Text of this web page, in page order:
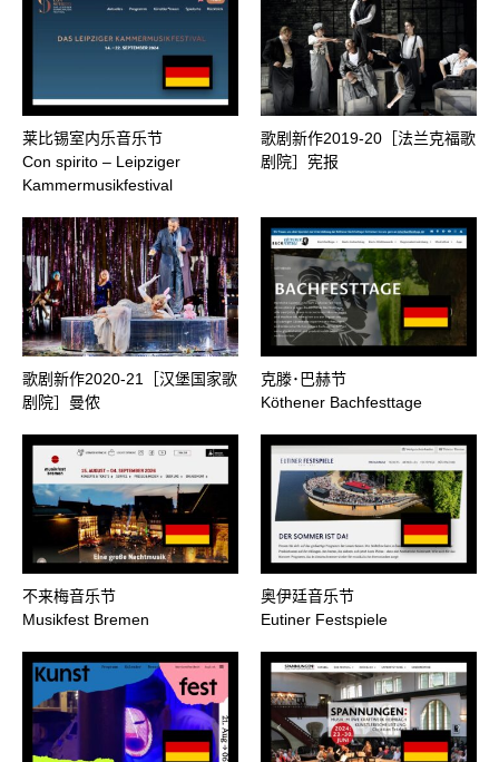
莱比锡室内乐音乐节
Con spirito – Leipziger
Kammermusikfestival
歌剧新作2019-20［法兰克福歌
剧院］宪报
歌剧新作2020-21［汉堡国家歌
剧院］曼侬
克滕･巴赫节
Köthener Bachfesttage
不来梅音乐节
Musikfest Bremen
奥伊廷音乐节
Eutiner Festspiele